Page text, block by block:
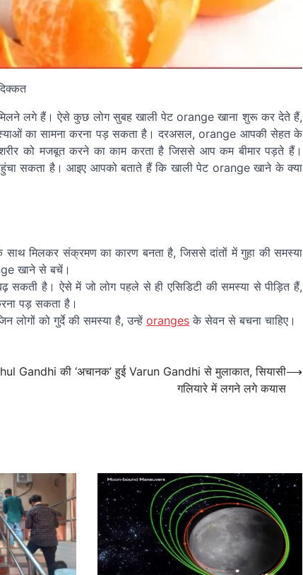
मिलने लगे हैं। ऐसे कुछ लोग सुबह खाली पेट orange खाना शुरू कर देते हैं,
का सामना करना पड़ सकता है। दरअसल, orange आपकी सेहत के
को मजबूत करने का काम करता है जिससे आप कम बीमार पड़ते हैं।
सकता है। आइए आपको बताते हैं कि खाली पेट orange खाने के क्या
मिलकर संक्रमण का कारण बनता है, जिससे दांतों में गुहा की समस्या
खाने से बचें।
है। ऐसे में जो लोग पहले से ही एसिडिटी की समस्या से पीड़ित हैं,
पड़ सकता है।
लोगों को गुर्दे की समस्या है, उन्हें oranges के सेवन से बचना चाहिए।
Gandhi की ‘अचानक’ हुई Varun Gandhi से मुलाकात, सियासी
गलियारे में लगने लगे कयास
⟶